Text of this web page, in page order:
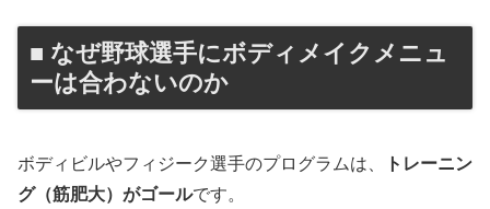
■ なぜ野球選手にボディメイクメニュ
ーは合わないのか
ボディビルやフィジーク選手のプログラムは、
トレーニン
グ（筋肥大）がゴールです。